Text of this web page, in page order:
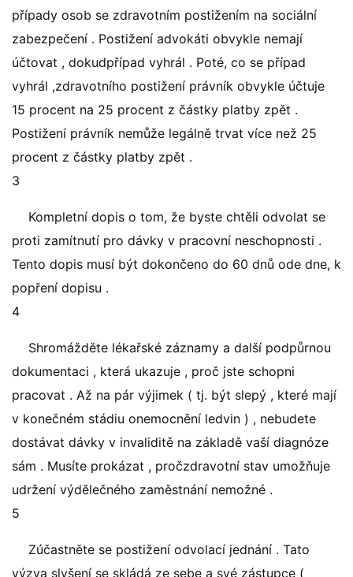
případy osob se zdravotním postižením na sociální
zabezpečení . Postižení advokáti obvykle nemají
účtovat , dokudpřípad vyhrál . Poté, co se případ
vyhrál ,zdravotního postižení právník obvykle účtuje
15 procent na 25 procent z částky platby zpět .
Postižení právník nemůže legálně trvat více než 25
procent z částky platby zpět .
3
Kompletní dopis o tom, že byste chtěli odvolat se
proti zamítnutí pro dávky v pracovní neschopnosti .
Tento dopis musí být dokončeno do 60 dnů ode dne, k
popření dopisu .
4
Shromážděte lékařské záznamy a další podpůrnou
dokumentaci , která ukazuje , proč jste schopni
pracovat . Až na pár výjimek ( tj. být slepý , které mají
v konečném stádiu onemocnění ledvin ) , nebudete
dostávat dávky v invaliditě na základě vaší diagnóze
sám . Musíte prokázat , pročzdravotní stav umožňuje
udržení výdělečného zaměstnání nemožné .
5
Zúčastněte se postižení odvolací jednání . Tato
výzva slyšení se skládá ze sebe a své zástupce (